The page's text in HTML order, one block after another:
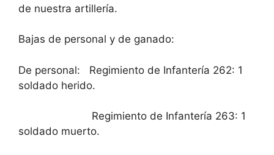
de nuestra artillería.
Bajas de personal y de ganado:
De personal: Regimiento de Infantería 262: 1
soldado herido.
Regimiento de Infantería 263: 1
soldado muerto.